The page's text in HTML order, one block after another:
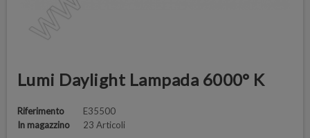
Lumi Daylight Lampada 6000° K
Riferimento
E35500
In magazzino
23 Articoli